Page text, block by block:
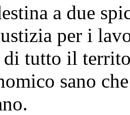
a due
per i
di tutto il
sano